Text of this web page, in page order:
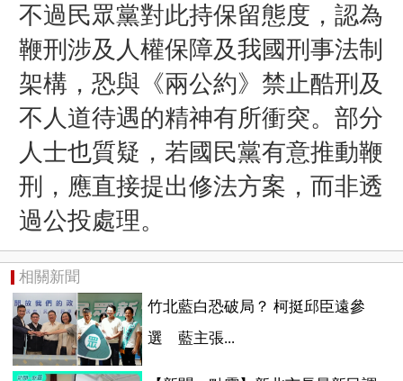
不過民眾黨對此持保留態度，認為
鞭刑涉及人權保障及我國刑事法制
架構，恐與《兩公約》禁止酷刑及
不人道待遇的精神有所衝突。部分
人士也質疑，若國民黨有意推動鞭
刑，應直接提出修法方案，而非透
過公投處理。
相關新聞
竹北藍白恐破局？ 柯挺邱臣遠參
選 藍主張...